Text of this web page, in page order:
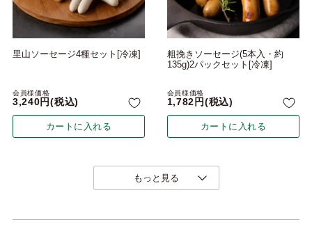
里山ソーセージ4種セット[冷凍]
会員様価格
3,240 税込
カートに入れる
粗挽きソーセージ(5本入・約
135g)2パックセット[冷凍]
会員様価格
1,782 税込
カートに入れる
もっと見る